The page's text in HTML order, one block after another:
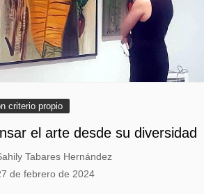
criterio propio
el arte desde su diversidad
Tabares Hernández
de febrero de 2024